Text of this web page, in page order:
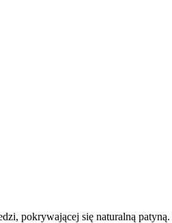
pokrywającej się naturalną